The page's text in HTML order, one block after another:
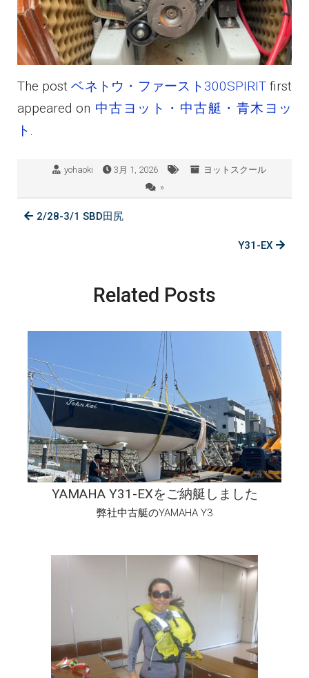
The postベネトウ・ファースト300SPIRITfirst
appeared on 中古ヨット・中古艇・青木ヨッ
ト .
yohaoki 3月 1, 2026
ヨットスクール
»
2/28-3/1 SBD田尻
Y31-EX
Related Posts
YAMAHA Y31-EXをご納艇しました
弊社中古艇のYAMAHA Y3